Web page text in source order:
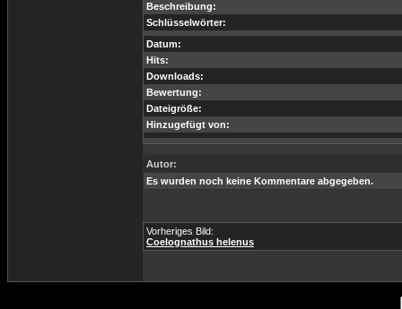
Beschreibung:
Schlüsselwörter:
Datum:
Hits:
Downloads:
Bewertung:
Dateigröße:
Hinzugefügt von:
Autor:
Es wurden noch keine Kommentare abgegeben.
Vorheriges Bild:
Coelognathus helenus